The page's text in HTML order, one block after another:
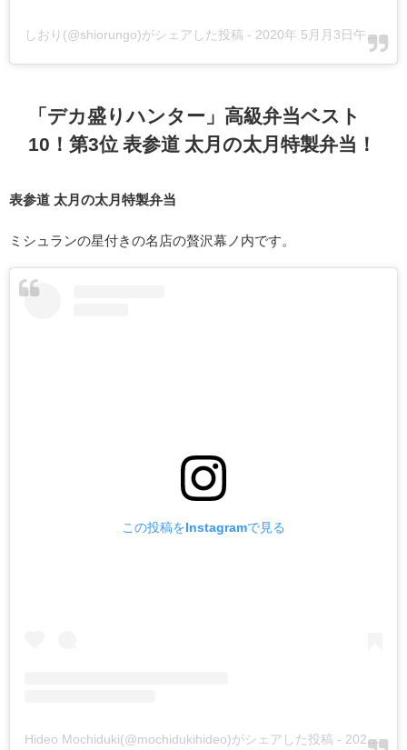
しおり(@shiorungo)がシェアした投稿 - 2020年 5月月3日午後12時23分PDT
「デカ盛りハンター」高級弁当ベスト
10！第3位 表参道 太月の太月特製弁当！
表参道 太月の太月特製弁当
ミシュランの星付きの名店の贅沢幕ノ内です。
この投稿をInstagramで見る
Hideo Mochiduki(@mochidukihideo)がシェアした投稿 - 2020年 4月月13日午前12時11分PDT